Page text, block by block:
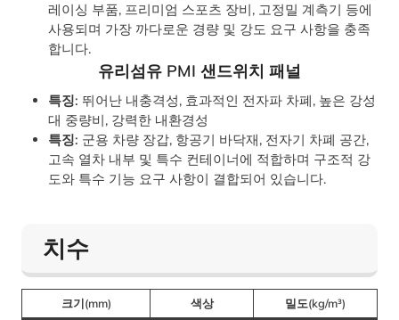
레이싱 부품, 프리미엄 스포츠 장비, 고정밀 계측기 등에
사용되며 가장 까다로운 경량 및 강도 요구 사항을 충족
합니다.
유리섬유 PMI 샌드위치 패널
특징: 뛰어난 내충격성, 효과적인 전자파 차폐, 높은 강성
대 중량비, 강력한 내환경성
특징: 군용 차량 장갑, 항공기 바닥재, 전자기 차폐 공간,
고속 열차 내부 및 특수 컨테이너에 적합하며 구조적 강
도와 특수 기능 요구 사항이 결합되어 있습니다.
치수
크기(mm) 색상 밀도(kg/m³)